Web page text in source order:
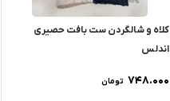
کلاه و شالگردن ست بافت حصیری
اندلس
۷۴۸.۰۰۰ تومان